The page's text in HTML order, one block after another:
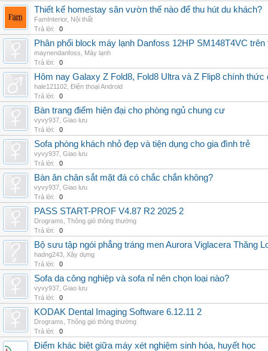
Thiết kế homestay sân vườn thế nào để thu hút du khách?
FamInterior, Nội thất
Trả lời:
0
Phân phối block máy lạnh Danfoss 12HP SM148T4VC
maynendanfoss
Máy lạnh
Trả lời:
0
Hôm nay Galaxy Z Fold8, Fold8 Ultra và Z Flip8 chính
hale121102 Điện thoại Android
Trả lời:
0
Bàn trang điểm hiện đại cho phòng ngủ chung cư
vyvy937 Giao lưu
Trả lời:
0
Sofa phòng khách nhỏ đẹp và tiện dụng cho gia đình trẻ
vyvy937 Giao lưu
Trả lời:
0
Bàn ăn chân sắt mặt đá có chắc chắn không?
vyvy937 Giao lưu
Trả lời:
0
PASS START-PROF V4.87 R2 2025 2
Drograms Thông gió thông thường
Trả lời:
0
Bộ sưu tập ngói phẳng tráng men Aurora Viglacera Thăng
hadng243 Xây dựng
Trả lời:
0
Sofa da công nghiệp và sofa nỉ nên chọn loại nào?
vyvy937 Giao lưu
Trả lời:
0
KODAK Dental Imaging Software 6.12.11 2
Drograms Thông gió thông thường
Trả lời:
0
Điểm khác biệt giữa máy xét nghiệm sinh hóa, huyết học